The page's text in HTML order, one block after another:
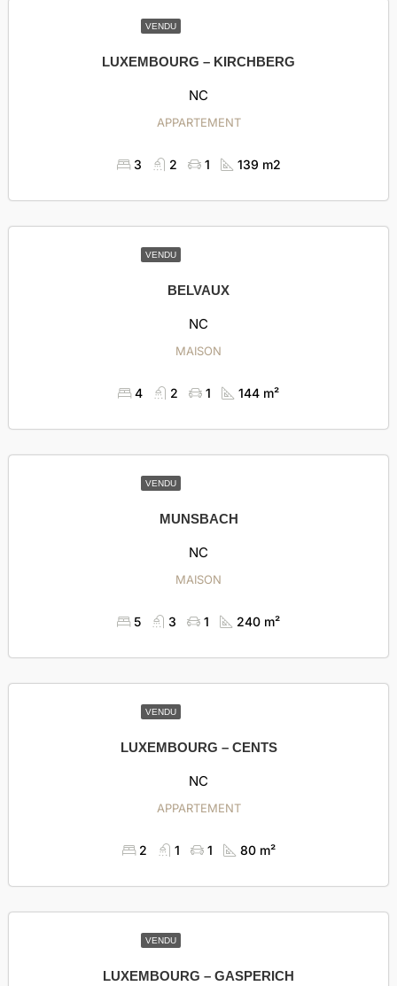
VENDU
LUXEMBOURG – KIRCHBERG
NC
APPARTEMENT
3 2 1 139 m2
VENDU
BELVAUX
NC
MAISON
4 2 1 144 m²
VENDU
MUNSBACH
NC
MAISON
5 3 1 240 m²
VENDU
LUXEMBOURG – CENTS
NC
APPARTEMENT
2 1 1 80 m²
VENDU
LUXEMBOURG – GASPERICH